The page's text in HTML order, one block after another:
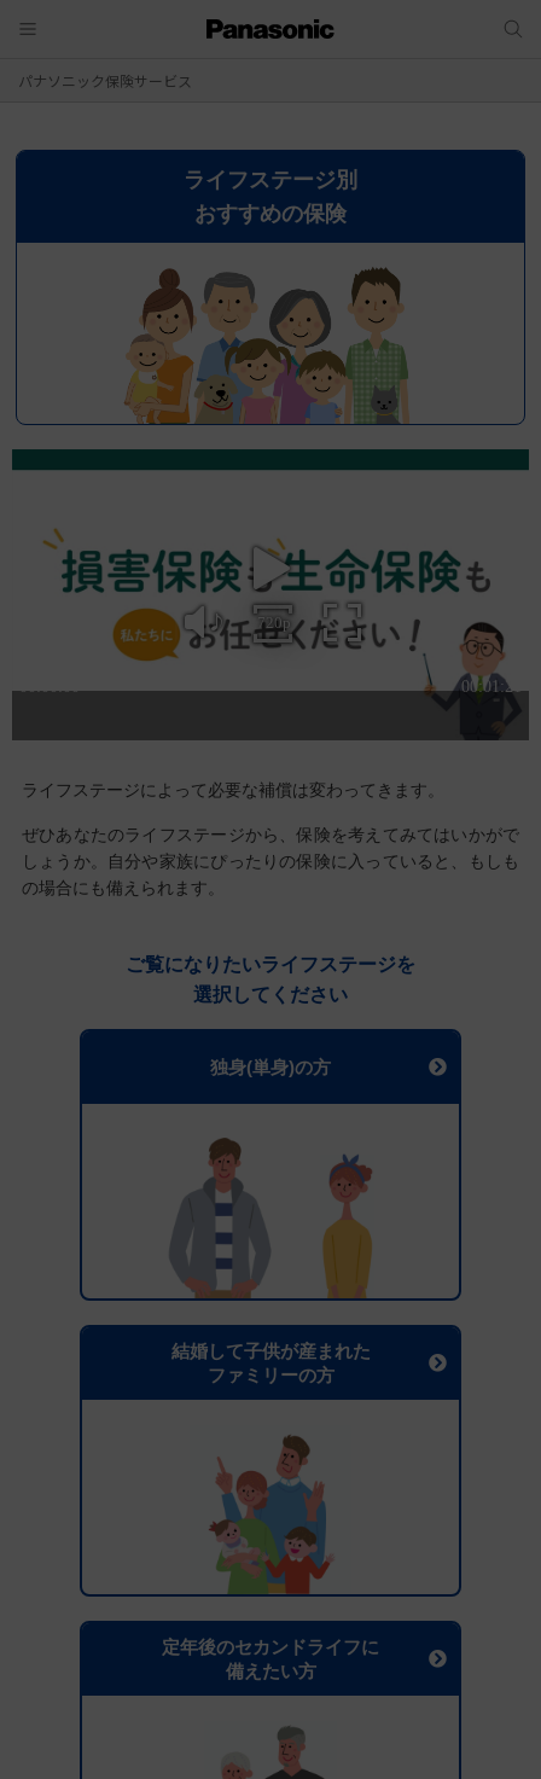
パナソニック保険サービス
ライフステージ別
おすすめの保険
ライフステージによって必要な補償は変わってきます。
ぜひあなたのライフステージから、保険を考えてみてはいかがで
しょうか。
自分や家族にぴったりの保険に入っていると、もしも
の場合にも備えられます。
ご覧になりたいライフステージを
選択してください
独身(単身)の方
結婚して子供が産まれた
ファミリーの方
定年後のセカンドライフに
備えたい方